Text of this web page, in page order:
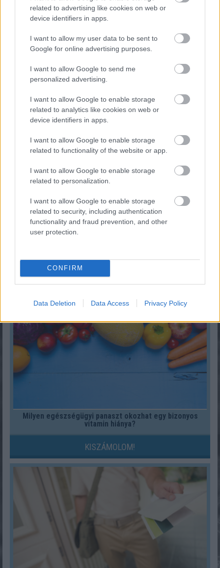
related to advertising like cookies on web or
device identifiers in apps.
I want to allow my user data to be sent to
Google for online advertising purposes.
I want to allow Google to send me
personalized advertising.
I want to allow Google to enable storage
related to analytics like cookies on web or
device identifiers in apps.
I want to allow Google to enable storage
related to functionality of the website or app.
I want to allow Google to enable storage
related to personalization.
I want to allow Google to enable storage
related to security, including authentication
functionality and fraud prevention, and other
user protection.
CONFIRM
Data Deletion Data Access Privacy Policy
Névnapi képeslap küldő - hölgyek részére
KISZÁMOLOM!
KISZÁMOLOM!
Milyen egészségügyi panaszt okozhat egy bizonyos
vitamin hiánya?
KISZÁMOLOM!